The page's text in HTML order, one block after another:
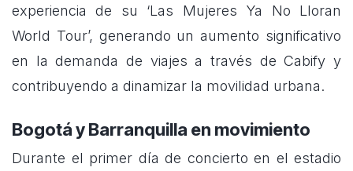
experiencia de su ‘Las Mujeres Ya No Lloran
World Tour’, generando un aumento significativo
en la demanda de viajes a través de Cabify y
contribuyendo a dinamizar la movilidad urbana.
Bogotá y Barranquilla en movimiento
Durante el primer día de concierto en el estadio